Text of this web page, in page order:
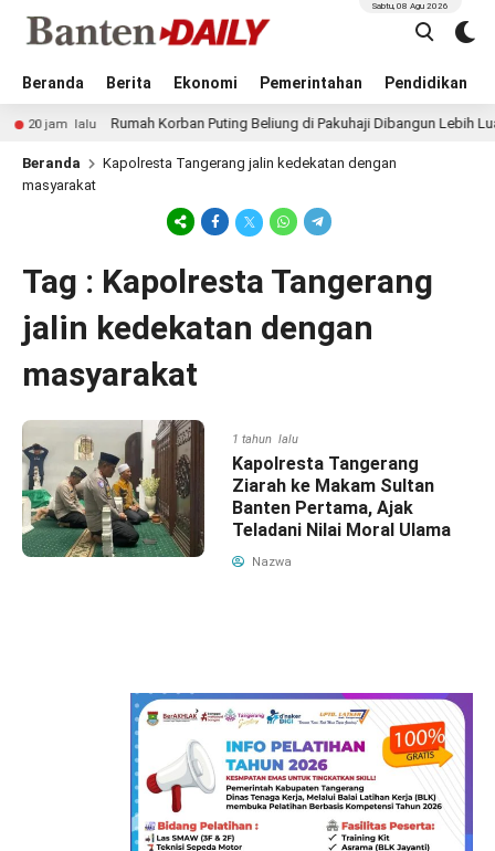
Beranda Berita Ekonomi Pemerintahan Pendidikan
Sabtu, 08 Agu 2026
20 jam lalu Rumah Korban Puting Beliung di Pakuhaji Dibangun Lebih Luas,
Beranda
Kapolresta Tangerang jalin kedekatan dengan
masyarakat
Tag : Kapolresta Tangerang
jalin kedekatan dengan
masyarakat
1 tahun lalu
Kapolresta Tangerang
Ziarah ke Makam Sultan
Banten Pertama, Ajak
Teladani Nilai Moral Ulama
Nazwa